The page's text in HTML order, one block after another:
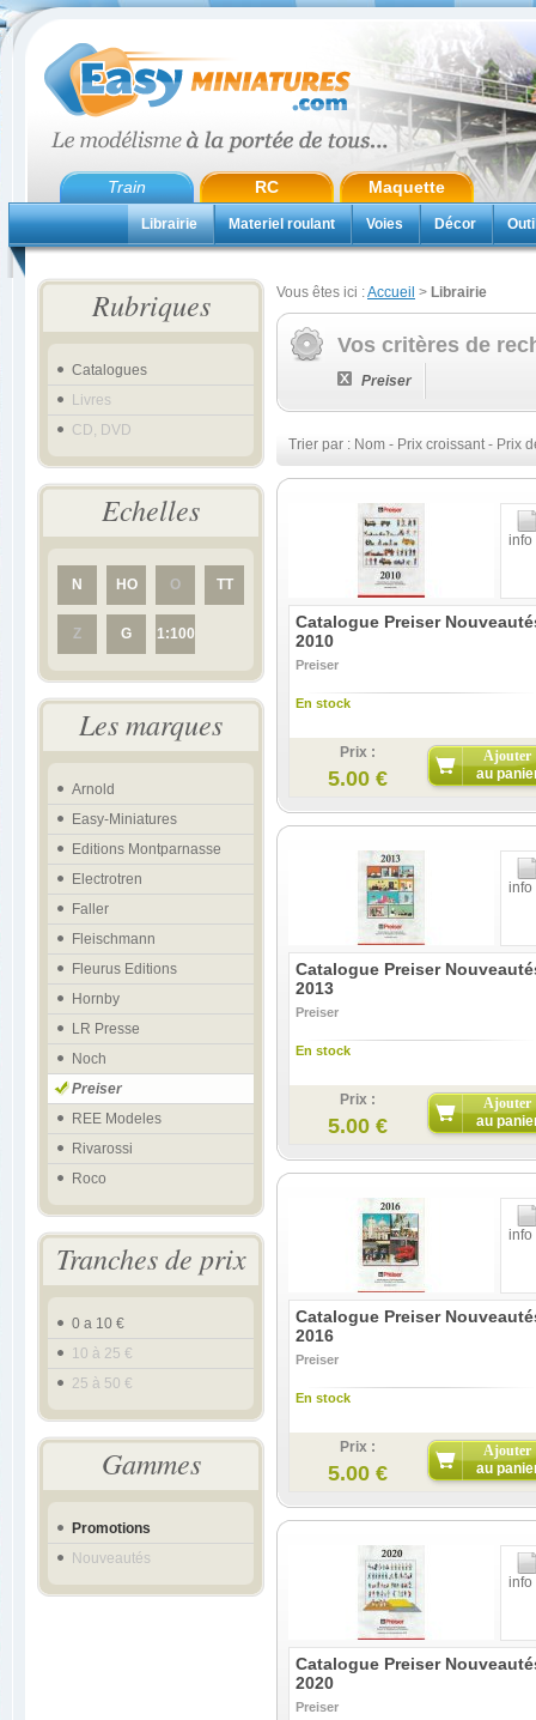
Train RC Maquette
Librairie Materiel roulant Voies Décor
Rubriques
Catalogues
Livres
CD, DVD
Echelles
N HO O TT
Z G 1:100
Les marques
Arnold
Easy-Miniatures
Editions Montparnasse
Electrotren
Faller
Fleischmann
Fleurus Editions
Hornby
LR Presse
Noch
Preiser
REE Modeles
Rivarossi
Roco
Tranches de prix
0 a 10 €
10 à 25 €
25 à 50 €
Gammes
Promotions
Nouveautés
Vous êtes ici :Accueil > Librairie
Vos critères de
Preiser
Trier par : Nom - Prix croissant- Prix
info
Catalogue Preiser
2010
Preiser
En stock
Prix :
5.00 €
Ajouter
au
info
Catalogue Preiser
2013
Preiser
En stock
Prix :
5.00 €
Ajouter
au
info
Catalogue Preiser
2016
Preiser
En stock
Prix :
5.00 €
Ajouter
au
info
Catalogue Preiser
2020
Preiser